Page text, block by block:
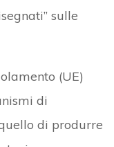
sulle
(UE)
di
di produrre